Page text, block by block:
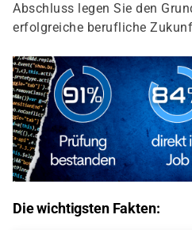
Abschluss legen Sie den
erfolgreiche berufliche
Die wichtigsten Fakten: